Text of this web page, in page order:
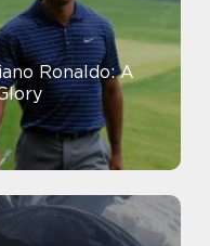
Ronaldo: A